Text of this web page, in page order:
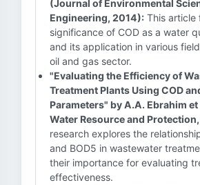
(Journal of Environmental
Engineering, 2014): This article
significance of COD as a water
and its application in various
oil and gas sector.
"Evaluating the Efficiency of
Treatment Plants Using COD
Parameters" by A.A. Ebrahim
Water Resource and
research explores the
and BOD5 in wastewater
their importance for evaluating
effectiveness.